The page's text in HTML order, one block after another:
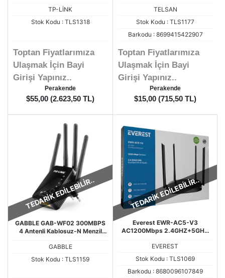
300MBPS 2X3DBI ANTEN DIŞ
ORTAM ACCESS
POİNT(ADAPTÖRLÜ)
TP-LİNK
Stok Kodu : TLS1318
Toptan Fiyatlarımıza
Ulaşmak İçin Bayi
Girişi Yapınız..
Perakende
$55,00 (2.623,50 TL)
TELSAN
Stok Kodu : TLS1177
Barkodu : 8699415422907
Toptan Fiyatlarımıza
Ulaşmak İçin Bayi
Girişi Yapınız..
Perakende
$15,00 (715,50 TL)
TEDARİK EDİLEBİLİR..
GABBLE GAB-WF02 300MBPS
4 Antenli Kablosuz-N Menzil
WR16
GABBLE
Stok Kodu : TLS1159
TEDARİK EDİLEBİLİR..
Everest EWR-AC5-V3
AC1200Mbps 2.4GHZ+5GHZ
WISP+AP+Repeater Destekli
Kablosuz Wifi Router
EVEREST
Stok Kodu : TLS1069
Barkodu : 8680096107849